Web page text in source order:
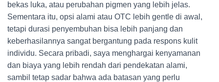
bekas luka, atau perubahan pigmen yang lebih jelas.
Sementara itu, opsi alami atau OTC lebih gentle di awal,
tetapi durasi penyembuhan bisa lebih panjang dan
keberhasilannya sangat bergantung pada respons kulit
individu. Secara pribadi, saya menghargai kenyamanan
dan biaya yang lebih rendah dari pendekatan alami,
sambil tetap sadar bahwa ada batasan yang perlu